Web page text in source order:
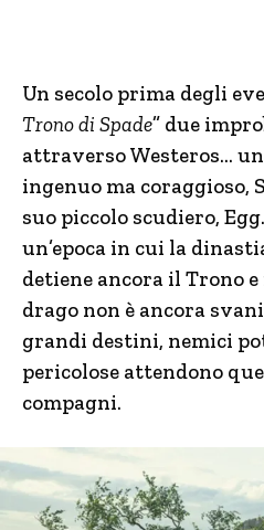
Un secolo prima degli
Trono di Spade” due
attraverso Westeros…
ingenuo ma coraggioso,
suo piccolo scudiero,
un’epoca in cui la
detiene ancora il Trono
drago non è ancora
grandi destini, nemici
pericolose attendono
compagni.